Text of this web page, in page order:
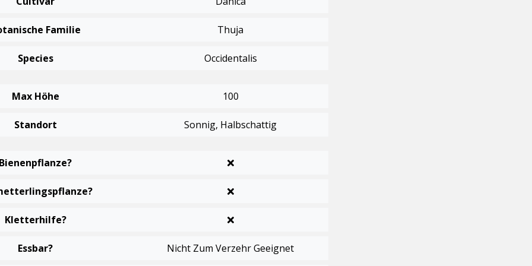
Familie Thuja
Species Occidentalis
Max Höhe 100
Standort Sonnig, Halbschattig
Bienenpflanze?
Kletterhilfe?
Essbar? Nicht Zum Verzehr Geeignet